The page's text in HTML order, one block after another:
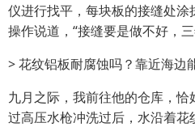
仪进行找平，每块板的接缝处
操作说道，“接缝要是做不好，三
> 花纹铝板耐腐蚀吗？靠近海边
九月之际，我前往他的仓库，
过高压水枪冲洗过后，水沿着